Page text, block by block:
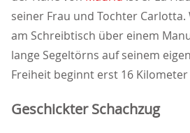
seiner Frau und Tochter
am Schreibtisch über einem
lange Segeltörns auf seinem
Freiheit beginnt erst 16
Geschickter Schachzug